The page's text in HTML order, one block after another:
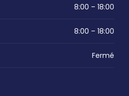
8:00 – 18:00
8:00 – 18:00
Fermé